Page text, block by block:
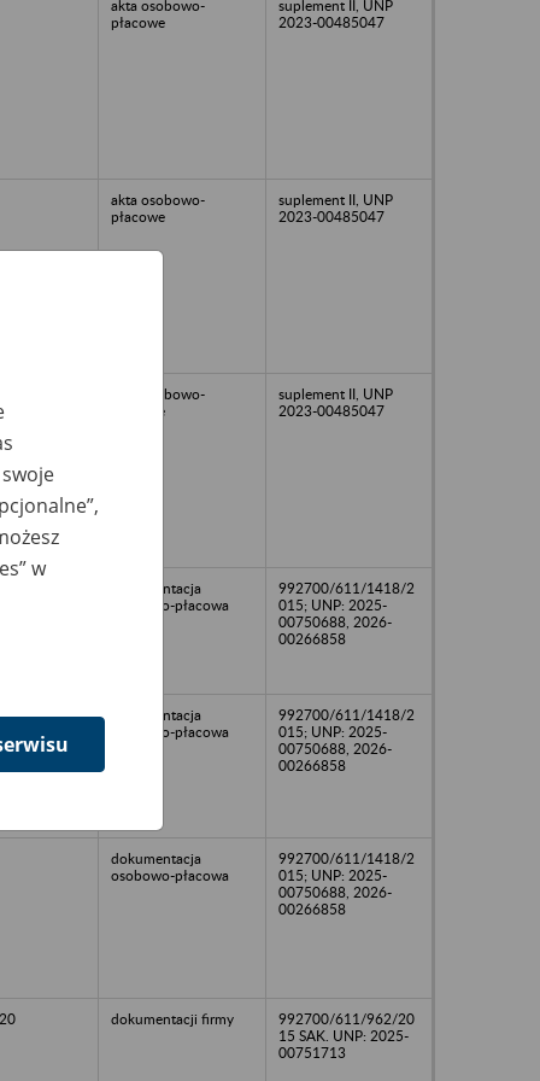
akta osobowo-
płacowe
suplement II, UNP
2023-00485047
akta osobowo-
płacowe
suplement II, UNP
2023-00485047
akta osobowo-
płacowe
suplement II, UNP
2023-00485047
dokumentacja
osobowo-płacowa
992700/611/1418/2
015; UNP: 2025-
00750688, 2026-
00266858
dokumentacja
osobowo-płacowa
992700/611/1418/2
015; UNP: 2025-
00750688, 2026-
00266858
dokumentacja
osobowo-płacowa
992700/611/1418/2
015; UNP: 2025-
00750688, 2026-
00266858
dokumentacji firmy
992700/611/962/20
15 SAK. UNP: 2025-
00751713
w